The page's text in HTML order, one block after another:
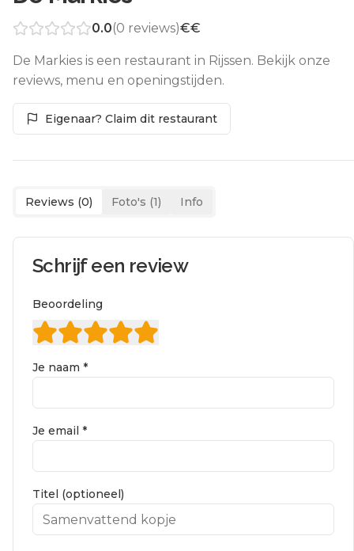
0.0(0 reviews)€€
De Markies is een restaurant in Rijssen. Bekijk onze
reviews, menu en openingstijden.
Eigenaar? Claim dit restaurant
Reviews (0) Foto's (1) Info
Schrijf een review
Beoordeling
Je naam *
Je email *
Titel (optioneel)